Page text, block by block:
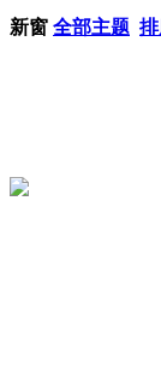
新窗 全部主题